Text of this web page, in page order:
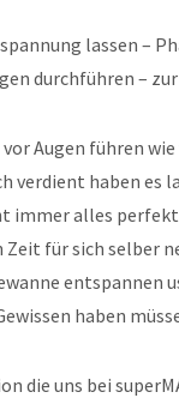
lassen –
durchführen –
vor Augen führen
verdient haben es
immer alles perfekt
Zeit für sich selber
entspannen
haben
die uns bei